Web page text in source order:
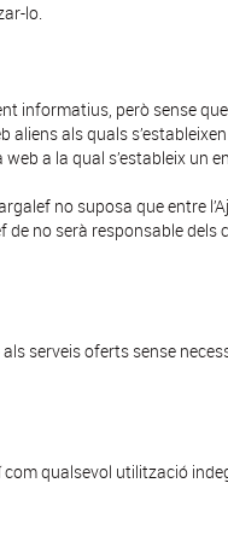
lo.
informatius, però sense
als quals
a la qual s’estableix un
no suposa que entre
de no serà responsable
serveis oferts sense
qualsevol utilització